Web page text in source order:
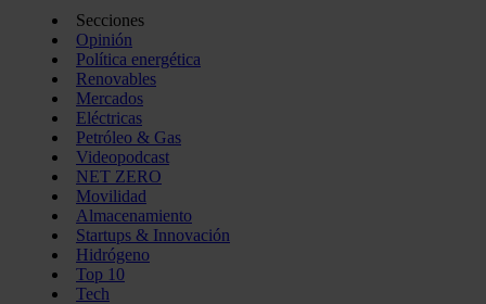
Secciones
Opinión
Política energética
Renovables
Mercados
Eléctricas
Petróleo & Gas
Videopodcast
NET ZERO
Movilidad
Almacenamiento
Startups & Innovación
Hidrógeno
Top 10
Tech